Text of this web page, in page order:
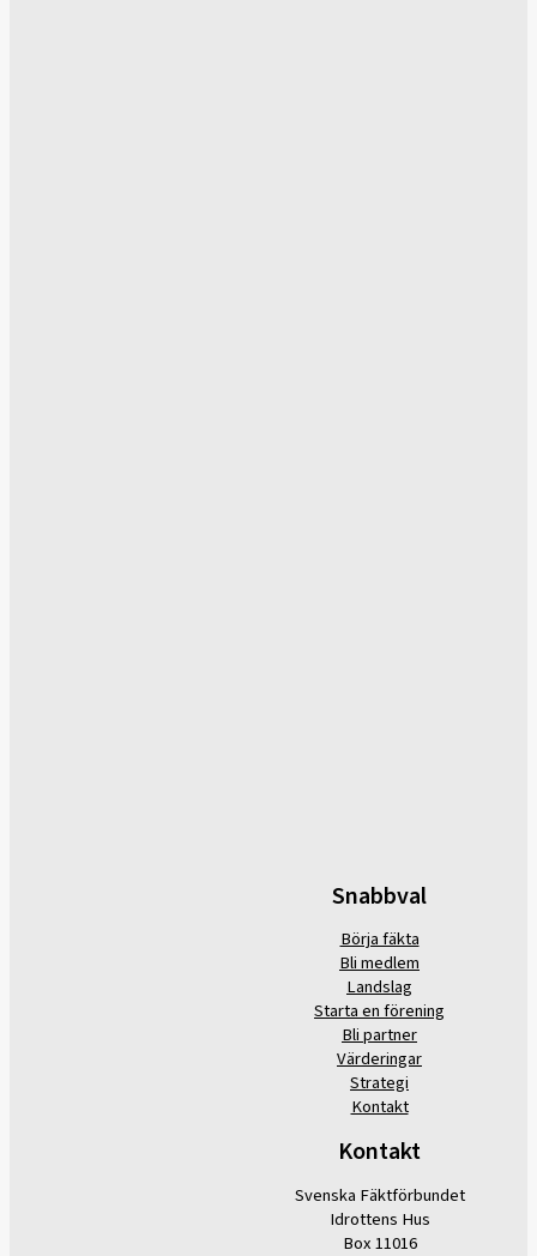
Snabbval
Börja fäkta
Bli medlem
Landslag
Starta en förening
Bli partner
Värderingar
Strategi
Kontakt
Kontakt
Svenska Fäktförbundet
Idrottens Hus
Box 11016